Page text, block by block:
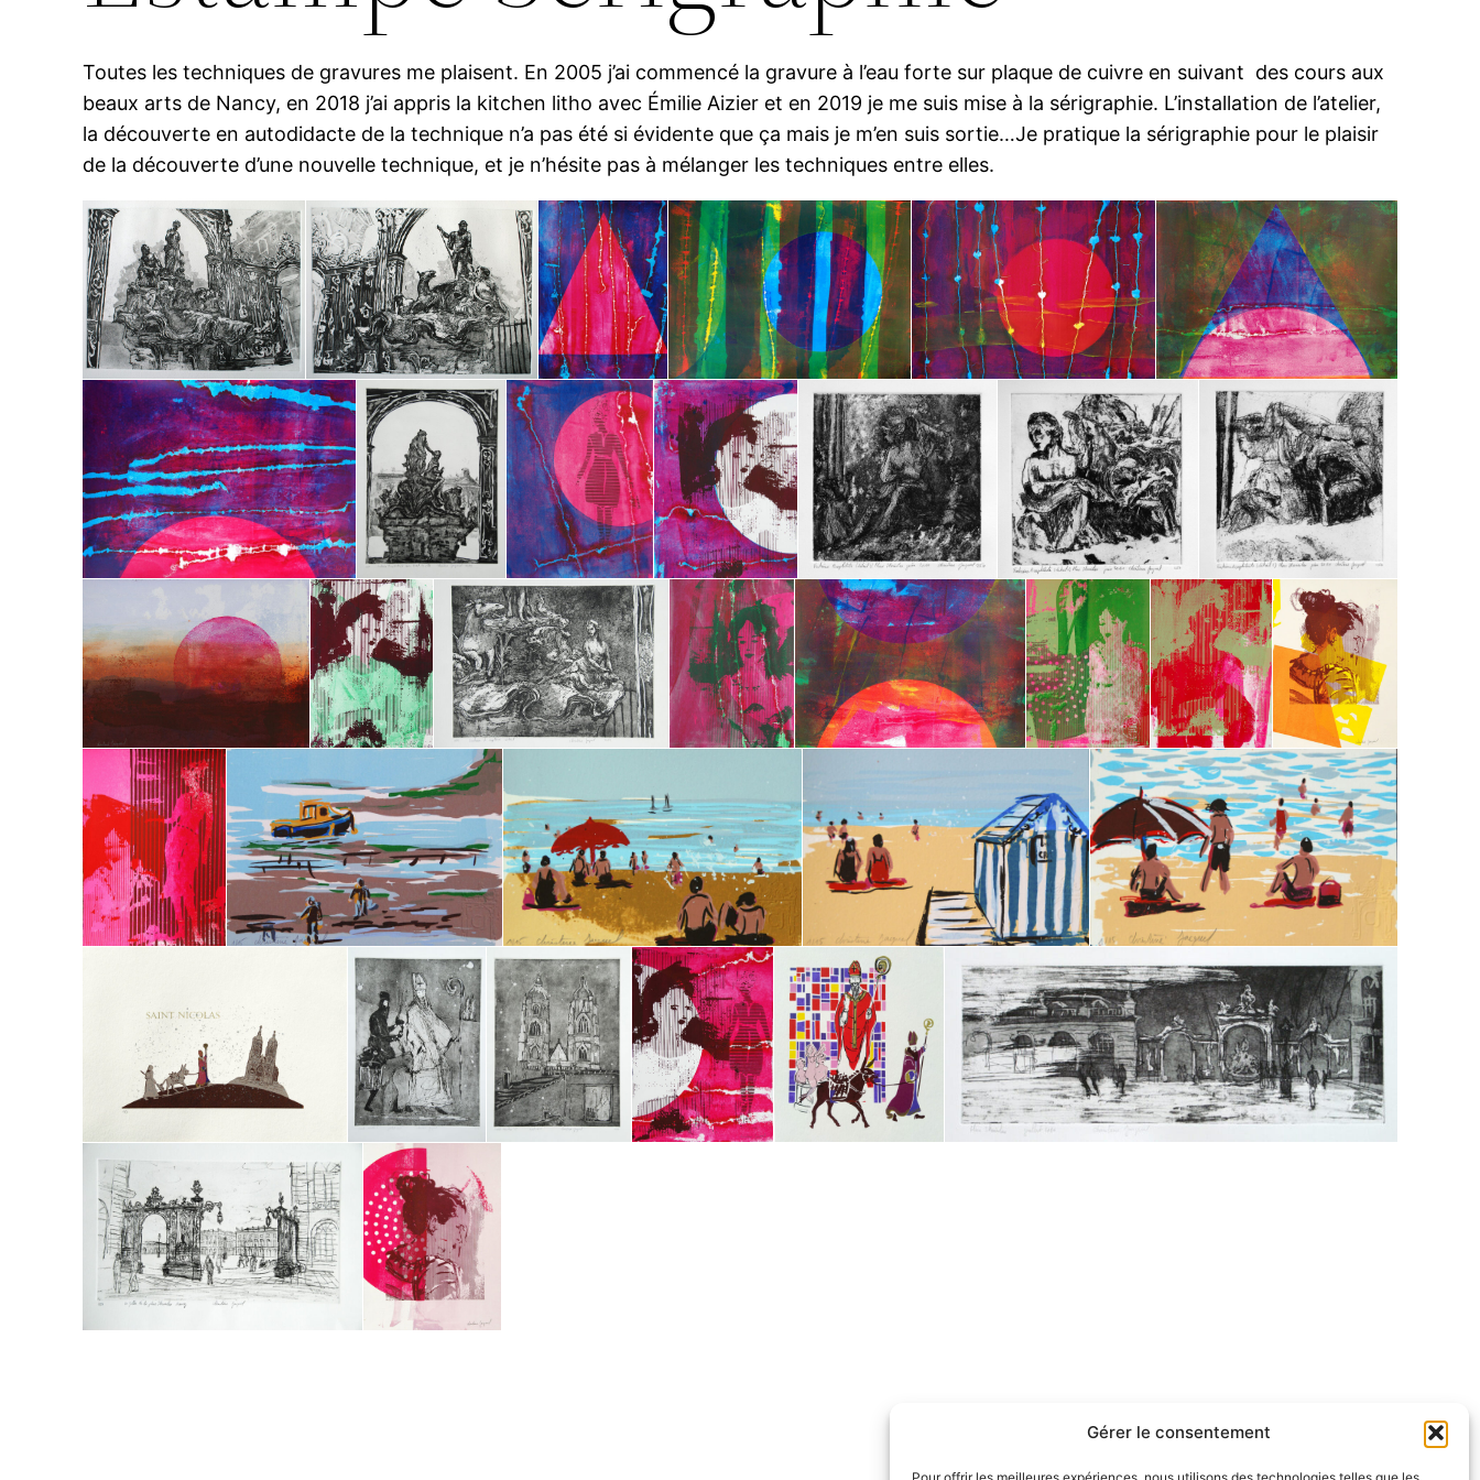
Gérer le consentement
Toutes les techniques de gravures me plaisent. En 2005 j’ai commencé la gravure à l’eau forte sur plaque de cuivre en suivant des cours aux
beaux arts de Nancy, en 2018 j’ai appris la kitchen litho avec Émilie Aizier et en 2019 je me suis mise à la sérigraphie. L’installation de l’atelier,
la découverte en autodidacte de la technique n’a pas été si évidente que ça mais je m’en suis sortie…Je pratique la sérigraphie pour le plaisir
de la découverte d’une nouvelle technique, et je n’hésite pas à mélanger les techniques entre elles.